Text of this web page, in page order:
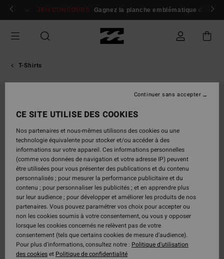
Passer
Se connecter / s'inscrire
JEU CONCOURS Gagnez la planche emblématique d'Andy
T-Shirts
CE SITE UTILISE DES COOKIES
Nos partenaires et nous-mêmes utilisons des cookies ou une
technologie équivalente pour stocker et/ou accéder à des
informations sur votre appareil. Ces informations personnelles
(comme vos données de navigation et votre adresse IP) peuvent
être utilisées pour vous présenter des publications et du contenu
personnalisés ; pour mesurer la performance publicitaire et du
contenu ; pour personnaliser les publicités ; et en apprendre plus
sur leur audience ; pour développer et améliorer les produits de nos
partenaires. Vous pouvez paramétrer vos choix pour accepter ou
non les cookies soumis à votre consentement, ou vous y opposer
lorsque les cookies concernés ne relèvent pas de votre
consentement (tels que certains cookies de mesure d’audience).
Pour plus d'informations, consultez notre : Politique d'utilisation
des cookieset Politique de confidentialité
Continuer sans accepter